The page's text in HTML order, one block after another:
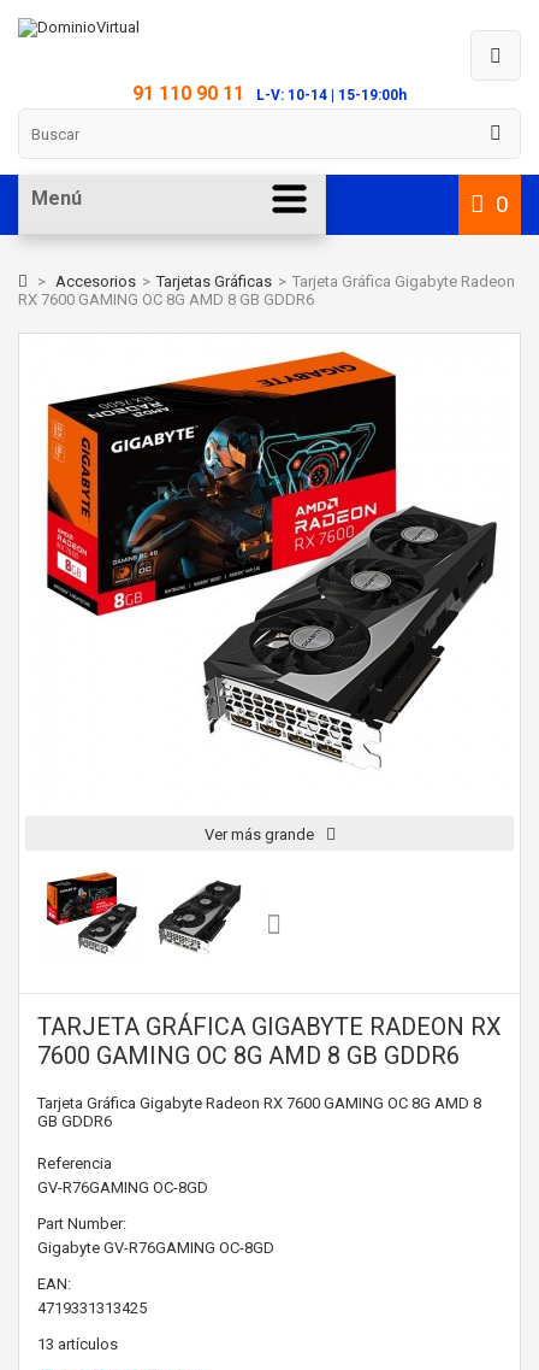
91 110 90 11 L-V: 10-14 | 15-19:00h
0
Menú
> Accesorios > Tarjetas Gráficas > Tarjeta Gráfica Gigabyte Radeon
RX 7600 GAMING OC 8G AMD 8 GB GDDR6
Ver más grande
TARJETA GRÁFICA GIGABYTE RADEON RX
7600 GAMING OC 8G AMD 8 GB GDDR6
Tarjeta Gráfica Gigabyte Radeon RX 7600 GAMING OC 8G AMD 8
GB GDDR6
Referencia
GV-R76GAMING OC-8GD
Part Number:
Gigabyte GV-R76GAMING OC-8GD
EAN:
4719331313425
13 artículos